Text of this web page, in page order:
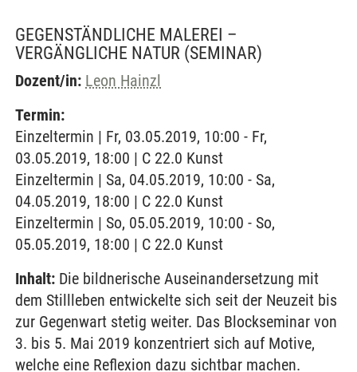
GEGENSTÄNDLICHE MALEREI –
VERGÄNGLICHE NATUR (SEMINAR)
Dozent/in: Leon Hainzl
Termin:
Einzeltermin | Fr, 03.05.2019, 10:00 - Fr,
03.05.2019, 18:00 | C 22.0 Kunst
Einzeltermin | Sa, 04.05.2019, 10:00 - Sa,
04.05.2019, 18:00 | C 22.0 Kunst
Einzeltermin | So, 05.05.2019, 10:00 - So,
05.05.2019, 18:00 | C 22.0 Kunst
Inhalt: Die bildnerische Auseinandersetzung mit
dem Stillleben entwickelte sich seit der Neuzeit bis
zur Gegenwart stetig weiter. Das Blockseminar von
3. bis 5. Mai 2019 konzentriert sich auf Motive,
welche eine Reflexion dazu sichtbar machen.